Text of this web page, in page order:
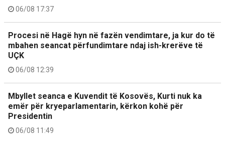
06/08 17:37
Procesi në Hagë hyn në fazën vendimtare, ja kur do të
mbahen seancat përfundimtare ndaj ish-krerëve të
UÇK
06/08 12:39
Mbyllet seanca e Kuvendit të Kosovës, Kurti nuk ka
emër për kryeparlamentarin, kërkon kohë për
Presidentin
06/08 11:49